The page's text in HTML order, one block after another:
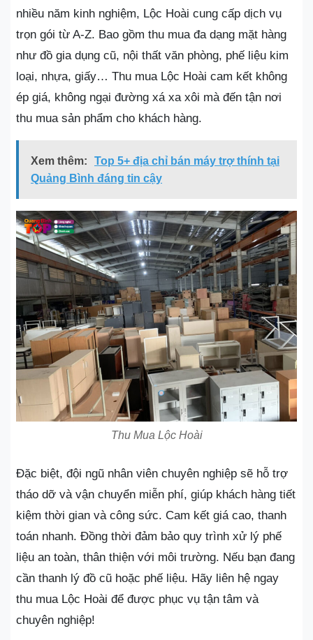
nhiều năm kinh nghiệm, Lộc Hoài cung cấp dịch vụ
trọn gói từ A-Z. Bao gồm thu mua đa dạng mặt hàng
như đồ gia dụng cũ, nội thất văn phòng, phế liệu kim
loại, nhựa, giấy… Thu mua Lộc Hoài cam kết không
ép giá, không ngại đường xá xa xôi mà đến tận nơi
thu mua sản phẩm cho khách hàng.
Xem thêm:
Top 5+ địa chỉ bán máy trợ thính tại
Quảng Bình đáng tin cậy
Thu Mua Lộc Hoài
Đặc biệt, đội ngũ nhân viên chuyên nghiệp sẽ hỗ trợ
tháo dỡ và vận chuyển miễn phí, giúp khách hàng tiết
kiệm thời gian và công sức. Cam kết giá cao, thanh
toán nhanh. Đồng thời đảm bảo quy trình xử lý phế
liệu an toàn, thân thiện với môi trường. Nếu bạn đang
cần thanh lý đồ cũ hoặc phế liệu. Hãy liên hệ ngay
thu mua Lộc Hoài để được phục vụ tận tâm và
chuyên nghiệp!